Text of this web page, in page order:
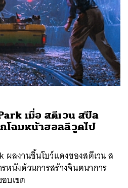
เมื่อ สตีเวน สปีล
โฉมหน้าฮอลลีวูดไป
ผลงานชิ้นโบว์แดงของสตีเวน ส
หนังด้วนการสร้างจินตนาการ
บเขต
LINE EMAIL